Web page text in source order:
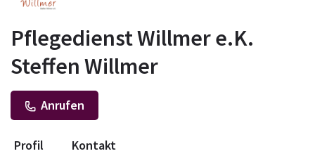
Pflegedienst Willmer e.K.
Steffen Willmer
Anrufen
Profil Kontakt